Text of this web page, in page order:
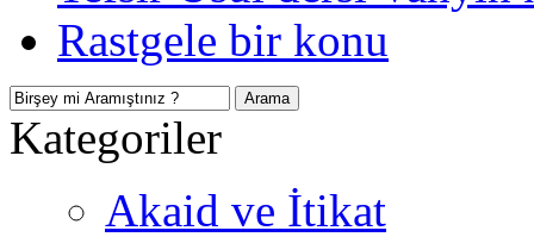
Rastgele bir konu
Kategoriler
Akaid ve İtikat